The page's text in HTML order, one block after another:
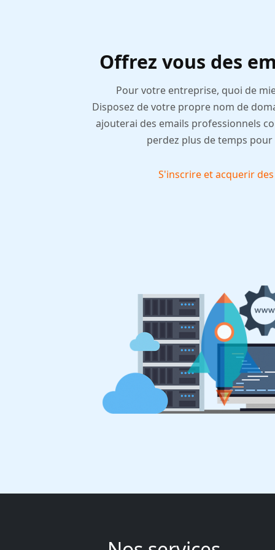
Offrez vous des
Pour votre entreprise, quoi de
Disposez de votre propre nom de
ajouterai des emails professionnels
perdez plus de temps
S'inscrire et acquerir